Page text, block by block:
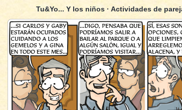
Tu&Yo... Y los niños · Actividades de